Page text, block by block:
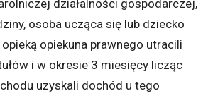
działalności gospodarczej,
osoba ucząca się lub dziecko
opiekuna prawnego utracili
i w okresie 3 miesięcy licząc
uzyskali dochód u tego